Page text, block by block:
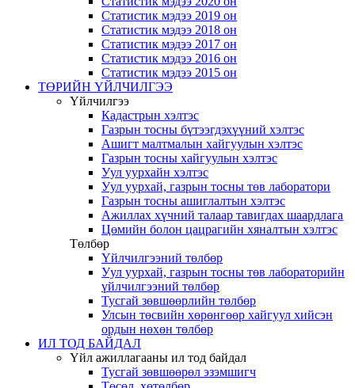
Статистик мэдээ 2019 он
Статистик мэдээ 2018 он
Статистик мэдээ 2017 он
Статистик мэдээ 2016 он
Статистик мэдээ 2015 он
ТӨРИЙН ҮЙЛЧИЛГЭЭ
Үйлчилгээ
Кадастрын хэлтэс
Газрын тосны бүтээгдэхүүний хэлтэс
Ашигт малтмалын хайгуулын хэлтэс
Газрын тосны хайгуулын хэлтэс
Уул уурхайн хэлтэс
Уул уурхай, газрын тосны төв лаборатори
Газрын тосны ашиглалтын хэлтэс
Ажиллах хүчний талаар тавигдах шаардлага
Цөмийн болон цацрагийн хяналтын хэлтэс
Төлбөр
Үйлчилгээний төлбөр
Уул уурхай, газрын тосны төв лабораторийн
үйлчилгээний төлбөр
Тусгай зөвшөөрлийн төлбөр
Улсын төсвийн хөрөнгөөр хайгуул хийсэн
ордын нөхөн төлбөр
ИЛ ТОД БАЙДАЛ
Үйл ажиллагааны ил тод байдал
Тусгай зөвшөөрөл эзэмшигч